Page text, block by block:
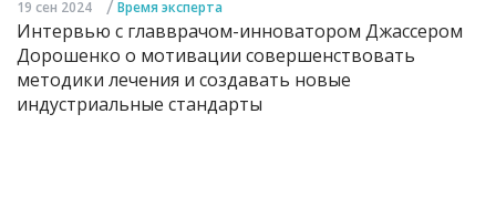
19 сен 2024 / Время эксперта
Интервью с главврачом-инноватором Джассером
Дорошенко о мотивации совершенствовать
методики лечения и создавать новые
индустриальные стандарты